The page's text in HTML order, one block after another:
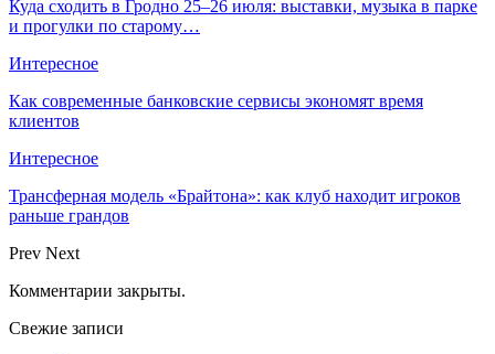
Куда сходить в Гродно 25–26 июля: выставки, музыка в парке
и прогулки по старому…
Интересное
Как современные банковские сервисы экономят время
клиентов
Интересное
Трансферная модель «Брайтона»: как клуб находит игроков
раньше грандов
Prev Next
Комментарии закрыты.
Свежие записи